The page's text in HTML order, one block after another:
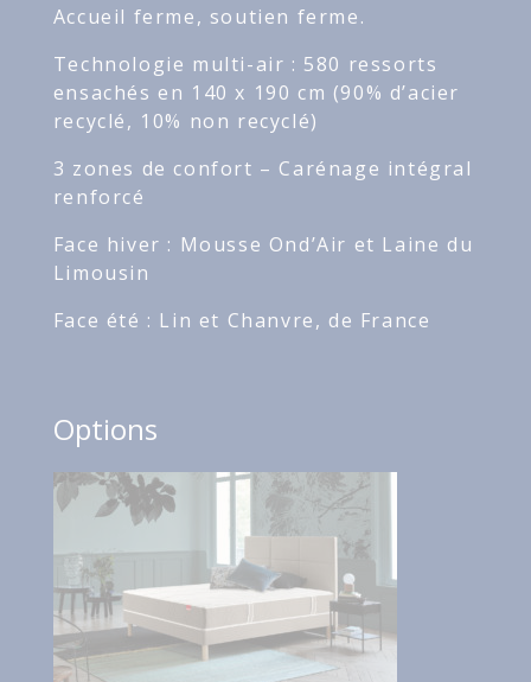
Accueil ferme, soutien ferme.
Technologie multi-air : 580 ressorts
ensachés en 140 x 190 cm (90% d’acier
recyclé, 10% non recyclé)
3 zones de confort – Carénage intégral
renforcé
Face hiver : Mousse Ond’Air et Laine du
Limousin
Face été : Lin et Chanvre, de France
Options